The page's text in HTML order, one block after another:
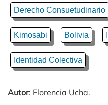
Derecho Consuetudinario
Kimosabi Bolivia
Identidad Colectiva
Autor: Florencia Ucha.